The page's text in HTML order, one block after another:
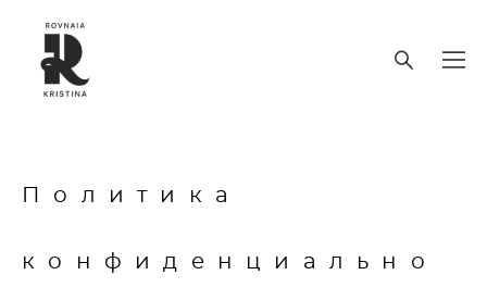
Политика
конфиденциально